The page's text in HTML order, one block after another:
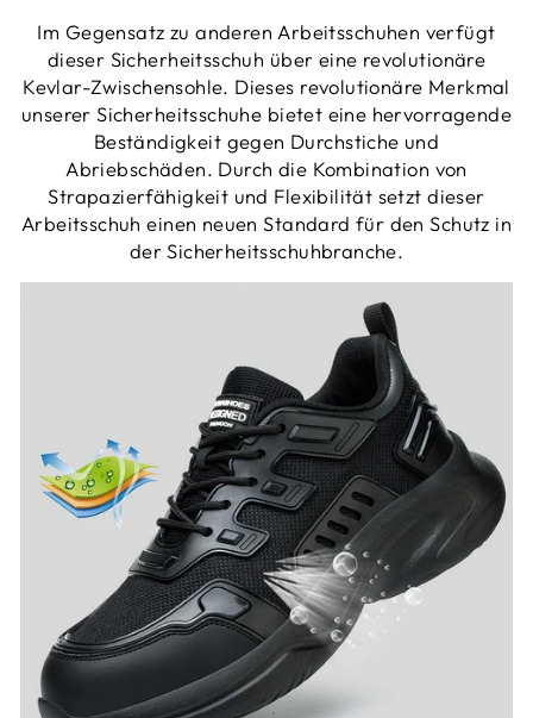
Im Gegensatz zu anderen Arbeitsschuhen verfügt
dieser Sicherheitsschuh über eine revolutionäre
Kevlar-Zwischensohle. Dieses revolutionäre Merkmal
unserer Sicherheitsschuhe bietet eine hervorragende
Beständigkeit gegen Durchstiche und
Abriebschäden. Durch die Kombination von
Strapazierfähigkeit und Flexibilität setzt dieser
Arbeitsschuh einen neuen Standard für den Schutz in
der Sicherheitsschuhbranche.